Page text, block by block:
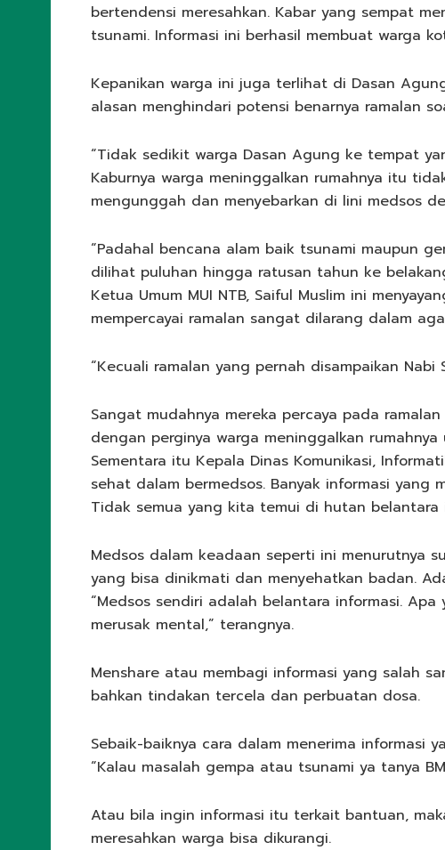
bertendensi meresahkan. Kabar yang sempat
tsunami. Informasi ini berhasil membuat warga
Kepanikan warga ini juga terlihat di Dasan
alasan menghindari potensi benarnya ramalan
“Tidak sedikit warga Dasan Agung ke tempat
Kaburnya warga meninggalkan rumahnya itu
mengunggah dan menyebarkan di lini medsos
“Padahal bencana alam baik tsunami maupun
dilihat puluhan hingga ratusan tahun ke
Ketua Umum MUI NTB, Saiful Muslim ini
mempercayai ramalan sangat dilarang dalam
“Kecuali ramalan yang pernah disampaikan
Sangat mudahnya mereka percaya pada
dengan perginya warga meninggalkan
Sementara itu Kepala Dinas Komunikasi,
sehat dalam bermedsos. Banyak informasi yang
Tidak semua yang kita temui di hutan belantara
Medsos dalam keadaan seperti ini menurutnya
yang bisa dinikmati dan menyehatkan badan.
“Medsos sendiri adalah belantara informasi.
merusak mental,” terangnya.
Menshare atau membagi informasi yang salah
bahkan tindakan tercela dan perbuatan dosa.
Sebaik-baiknya cara dalam menerima informasi
“Kalau masalah gempa atau tsunami ya tanya
Atau bila ingin informasi itu terkait bantuan,
meresahkan warga bisa dikurangi.